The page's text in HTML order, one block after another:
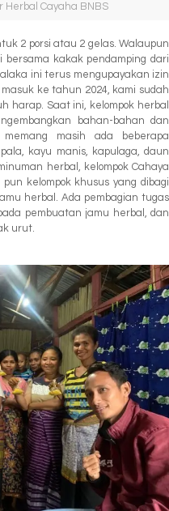
Herbal Cayaha BNBS
2 porsi atau 2 gelas. Walaupun
kakak pendamping dari
ini terus mengupayakan izin
ke tahun 2024, kami sudah
harap. Saat ini, kelompok herbal
bahan-bahan dan
masih ada beberapa
kayu manis, kapulaga, daun
herbal, kelompok Cahaya
kelompok khusus yang dibagi
herbal. Ada pembagian tugas
pembuatan jamu herbal, dan
urut.